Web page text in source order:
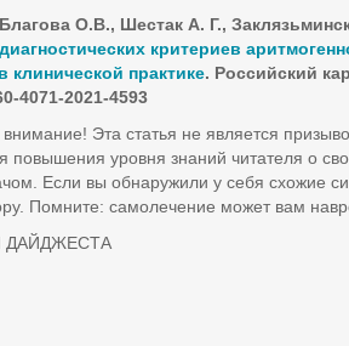
О.В., Шестак А. Г.,
критериев
клинической практике. Российский
4071-2021-4593
Эта статья не является
повышения уровня знаний читателя о
Если вы обнаружили у себя схожие
Помните: самолечение может вам
ДАЙДЖЕСТА